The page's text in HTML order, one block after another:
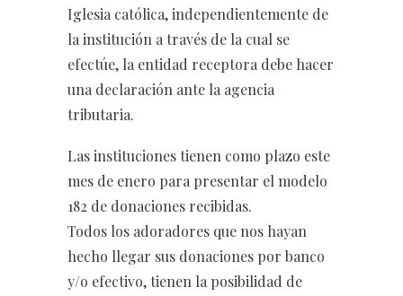
Iglesia católica, independientemente de
la institución a través de la cual se
efectúe, la entidad receptora debe hacer
una declaración ante la agencia
tributaria.
Las instituciones tienen como plazo este
mes de enero para presentar el modelo
182 de donaciones recibidas.
Todos los adoradores que nos hayan
hecho llegar sus donaciones por banco
y/o efectivo, tienen la posibilidad de